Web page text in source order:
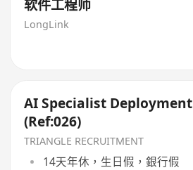
软件工程师
LongLink
AI Specialist Deployment
(Ref:026)
TRIANGLE RECRUITMENT
14天年休，生日假，銀行假